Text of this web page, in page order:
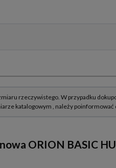
ORION BASIC